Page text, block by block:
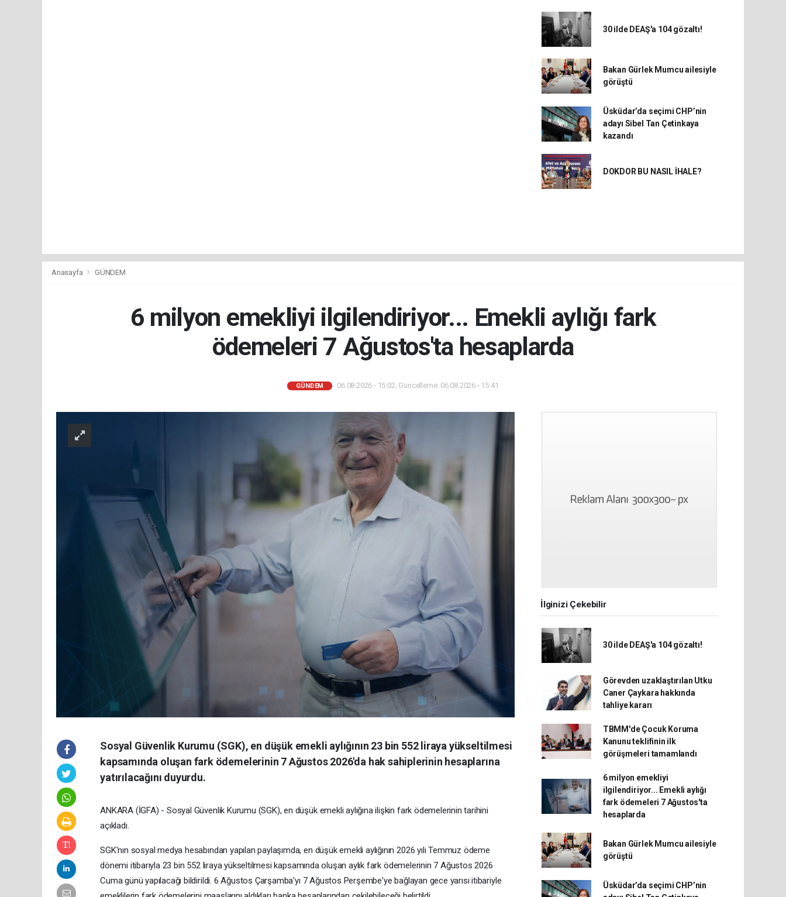
30 ilde DEAŞ'a 104 gözaltı!
Bakan Gürlek Mumcu ailesiyle
görüştü
Üsküdar’da seçimi CHP’nin
adayı Sibel Tan Çetinkaya
kazandı
DOKDOR BU NASIL İHALE?
Anasayfa GÜNDEM
6 milyon emekliyi ilgilendiriyor... Emekli aylığı fark
ödemeleri 7 Ağustos'ta hesaplarda
GÜNDEM 06.08.2026 - 15:02, Güncelleme: 06.08.2026 - 15:41
Sosyal Güvenlik Kurumu (SGK), en düşük emekli aylığının 23 bin 552 liraya yükseltilmesi
kapsamında oluşan fark ödemelerinin 7 Ağustos 2026'da hak sahiplerinin hesaplarına
yatırılacağını duyurdu.
ANKARA (İGFA) - Sosyal Güvenlik Kurumu (SGK), en düşük emekli aylığına ilişkin fark ödemelerinin tarihini
açıkladı.
SGK'nın sosyal medya hesabından yapılan paylaşımda, en düşük emekli aylığının 2026 yılı Temmuz ödeme
dönemi itibarıyla 23 bin 552 liraya yükseltilmesi kapsamında oluşan aylık fark ödemelerinin 7 Ağustos 2026
Cuma günü yapılacağı bildirildi. 6 Ağustos Çarşamba'yı 7 Ağustos Perşembe'ye bağlayan gece yarısı itibariyle
İlginizi Çekebilir
30 ilde DEAŞ'a 104 gözaltı!
Görevden uzaklaştırılan Utku
Caner Çaykara hakkında
tahliye kararı
TBMM'de Çocuk Koruma
Kanunu teklifinin ilk
görüşmeleri tamamlandı
6 milyon emekliyi
ilgilendiriyor... Emekli aylığı
fark ödemeleri 7 Ağustos'ta
hesaplarda
Bakan Gürlek Mumcu ailesiyle
görüştü
Üsküdar’da seçimi CHP’nin